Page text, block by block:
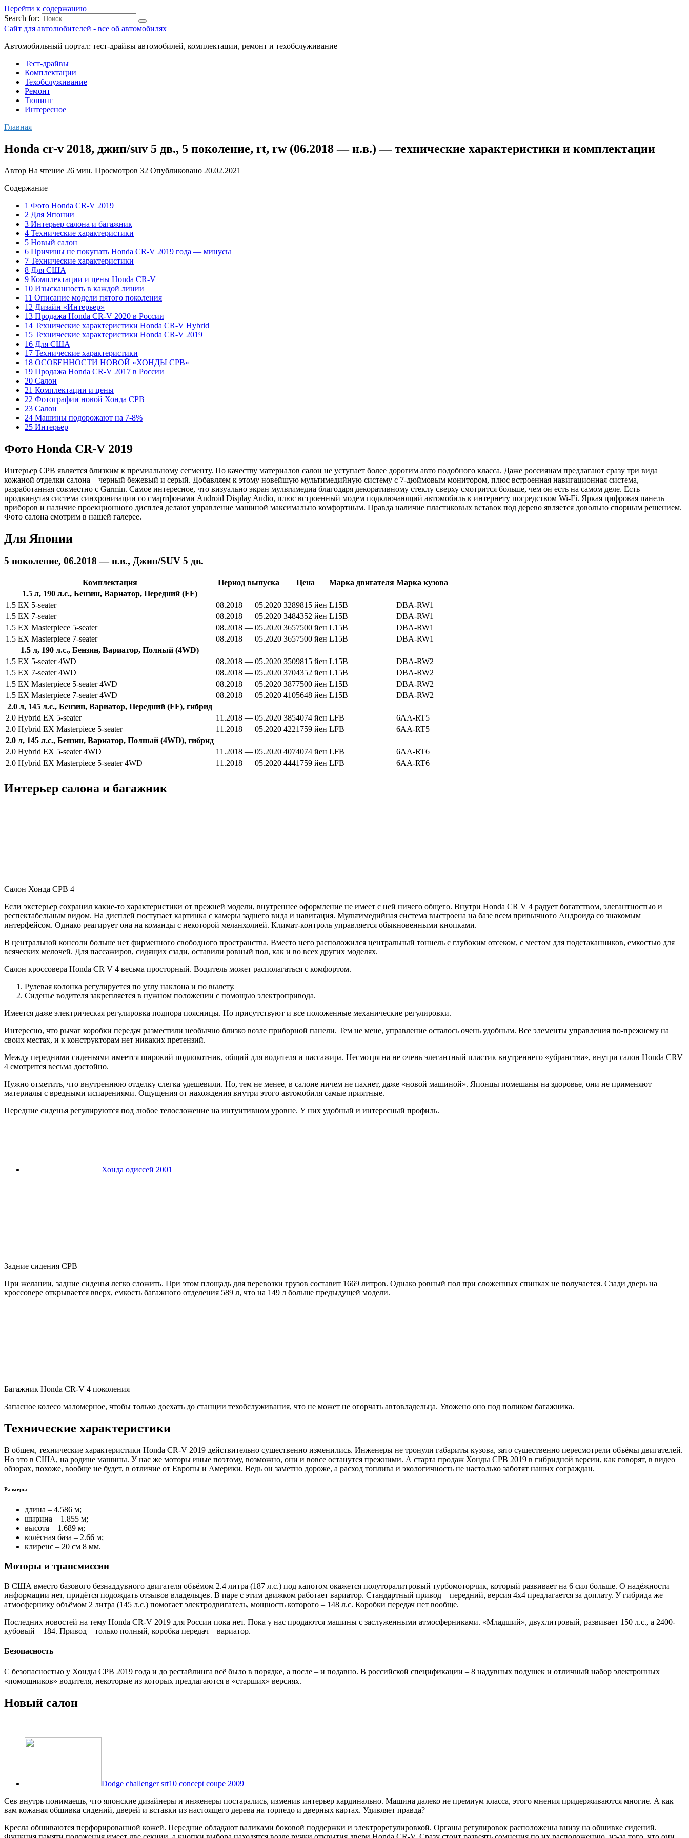
Перейти к содержанию
Search for:
Сайт для автолюбителей - все об автомобилях
Автомобильный портал: тест-драйвы автомобилей, комплектации, ремонт и техобслуживание
Тест-драйвы
Комплектации
Техобслуживание
Ремонт
Тюнинг
Интересное
Главная
Honda cr-v 2018, джип/suv 5 дв., 5 поколение, rt, rw (06.2018 — н.в.) — технические характеристики и комплектации
Автор На чтение 26 мин. Просмотров 32 Опубликовано 20.02.2021
Содержание
1 Фото Honda CR-V 2019
2 Для Японии
3 Интерьер салона и багажник
4 Технические характеристики
5 Новый салон
6 Причины не покупать Honda CR-V 2019 года — минусы
7 Технические характеристики
8 Для США
9 Комплектации и цены Honda CR-V
10 Изысканность в каждой линии
11 Описание модели пятого поколения
12 Дизайн «Интерьер»
13 Продажа Honda CR-V 2020 в России
14 Технические характеристики Honda CR-V Hybrid
15 Технические характеристики Honda CR-V 2019
16 Для США
17 Технические характеристики
18 ОСОБЕННОСТИ НОВОЙ «ХОНДЫ СРВ»
19 Продажа Honda CR-V 2017 в России
20 Салон
21 Комплектации и цены
22 Фотографии новой Хонда СРВ
23 Салон
24 Машины подорожают на 7-8%
25 Интерьер
Фото Honda CR-V 2019
Интерьер СРВ является близким к премиальному сегменту. По качеству материалов салон не уступает более дорогим авто подобного класса. Даже россиянам предлагают сразу три вида
кожаной отделки салона – черный бежевый и серый. Добавляем к этому новейшую мультимедийную систему с 7-дюймовым монитором, плюс встроенная навигационная система,
разработанная совместно с Garmin. Самое интересное, что визуально экран мультимедиа благодаря декоративному стеклу сверху смотрится больше, чем он есть на самом деле. Есть
продвинутая система синхронизации со смартфонами Android Display Audio, плюс встроенный модем подключающий автомобиль к интернету посредством Wi-Fi. Яркая цифровая панель
приборов и наличие проекционного дисплея делают управление машиной максимально комфортным. Правда наличие пластиковых вставок под дерево является довольно спорным решением.
Фото салона смотрим в нашей галерее.
Для Японии
5 поколение, 06.2018 — н.в., Джип/SUV 5 дв.
Комплектация Период выпуска Цена Марка двигателя Марка кузова
1.5 л, 190 л.с., Бензин, Вариатор, Передний (FF)
1.5 EX 5-seater
08.2018 — 05.2020 3289815 йен L15B
DBA-RW1
1.5 EX 7-seater
08.2018 — 05.2020 3484352 йен L15B
DBA-RW1
1.5 EX Masterpiece 5-seater
08.2018 — 05.2020 3657500 йен L15B
DBA-RW1
1.5 EX Masterpiece 7-seater
08.2018 — 05.2020 3657500 йен L15B
DBA-RW1
1.5 л, 190 л.с., Бензин, Вариатор, Полный (4WD)
1.5 EX 5-seater 4WD
08.2018 — 05.2020 3509815 йен L15B
DBA-RW2
1.5 EX 7-seater 4WD
08.2018 — 05.2020 3704352 йен L15B
DBA-RW2
1.5 EX Masterpiece 5-seater 4WD
08.2018 — 05.2020 3877500 йен L15B
DBA-RW2
1.5 EX Masterpiece 7-seater 4WD
08.2018 — 05.2020 4105648 йен L15B
DBA-RW2
2.0 л, 145 л.с., Бензин, Вариатор, Передний (FF), гибрид
2.0 Hybrid EX 5-seater
11.2018 — 05.2020 3854074 йен LFB
6AA-RT5
2.0 Hybrid EX Masterpiece 5-seater
11.2018 — 05.2020 4221759 йен LFB
6AA-RT5
2.0 л, 145 л.с., Бензин, Вариатор, Полный (4WD), гибрид
2.0 Hybrid EX 5-seater 4WD
11.2018 — 05.2020 4074074 йен LFB
6AA-RT6
2.0 Hybrid EX Masterpiece 5-seater 4WD
11.2018 — 05.2020 4441759 йен LFB 6AA-RT6
Интерьер салона и багажник
Салон Хонда СРВ 4
Если экстерьер сохранил какие-то характеристики от прежней модели, внутреннее оформление не имеет с ней ничего общего. Внутри Honda CR V 4 радует богатством, элегантностью и
респектабельным видом. На дисплей поступает картинка с камеры заднего вида и навигация. Мультимедийная система выстроена на базе всем привычного Андроида со знакомым
интерфейсом. Однако реагирует она на команды с некоторой меланхолией. Климат-контроль управляется обыкновенными кнопками.
В центральной консоли больше нет фирменного свободного пространства. Вместо него расположился центральный тоннель с глубоким отсеком, с местом для подстаканников, емкостью для
всяческих мелочей. Для пассажиров, сидящих сзади, оставили ровный пол, как и во всех других моделях.
Салон кроссовера Honda CR V 4 весьма просторный. Водитель может располагаться с комфортом.
Рулевая колонка регулируется по углу наклона и по вылету.
Сиденье водителя закрепляется в нужном положении с помощью электропривода.
Имеется даже электрическая регулировка подпора поясницы. Но присутствуют и все положенные механические регулировки.
Интересно, что рычаг коробки передач разместили необычно близко возле приборной панели. Тем не мене, управление осталось очень удобным. Все элементы управления по-прежнему на
своих местах, и к конструкторам нет никаких претензий.
Между передними сиденьями имеется широкий подлокотник, общий для водителя и пассажира. Несмотря на не очень элегантный пластик внутреннего «убранства», внутри салон Honda CRV
4 смотрится весьма достойно.
Нужно отметить, что внутреннюю отделку слегка удешевили. Но, тем не менее, в салоне ничем не пахнет, даже «новой машиной». Японцы помешаны на здоровье, они не применяют
материалы с вредными испарениями. Ощущения от нахождения внутри этого автомобиля самые приятные.
Передние сиденья регулируются под любое телосложение на интуитивном уровне. У них удобный и интересный профиль.
Хонда одиссей 2001
Задние сидения СРВ
При желании, задние сиденья легко сложить. При этом площадь для перевозки грузов составит 1669 литров. Однако ровный пол при сложенных спинках не получается. Сзади дверь на
кроссовере открывается вверх, емкость багажного отделения 589 л, что на 149 л больше предыдущей модели.
Багажник Honda CR-V 4 поколения
Запасное колесо маломерное, чтобы только доехать до станции техобслуживания, что не может не огорчать автовладельца. Уложено оно под поликом багажника.
Технические характеристики
В общем, технические характеристики Honda CR-V 2019 действительно существенно изменились. Инженеры не тронули габариты кузова, зато существенно пересмотрели объёмы двигателей.
Но это в США, на родине машины. У нас же моторы иные поэтому, возможно, они и вовсе останутся прежними. А старта продаж Хонды СРВ 2019 в гибридной версии, как говорят, в видео
обзорах, похоже, вообще не будет, в отличие от Европы и Америки. Ведь он заметно дороже, а расход топлива и экологичность не настолько заботят наших сограждан.
Размеры
длина – 4.586 м;
ширина – 1.855 м;
высота – 1.689 м;
колёсная база – 2.66 м;
клиренс – 20 см 8 мм.
Моторы и трансмиссии
В США вместо базового безнаддувного двигателя объёмом 2.4 литра (187 л.с.) под капотом окажется полуторалитровый турбомоторчик, который развивает на 6 сил больше. О надёжности
информации нет, придётся подождать отзывов владельцев. В паре с этим движком работает вариатор. Стандартный привод – передний, версия 4х4 предлагается за доплату. У гибрида же
атмосфернику объёмом 2 литра (145 л.с.) помогает электродвигатель, мощность которого – 148 л.с. Коробки передач нет вообще.
Последних новостей на тему Honda CR-V 2019 для России пока нет. Пока у нас продаются машины с заслуженными атмосферниками. «Младший», двухлитровый, развивает 150 л.с., а 2400-
кубовый – 184. Привод – только полный, коробка передач – вариатор.
Безопасность
С безопасностью у Хонды СРВ 2019 года и до рестайлинга всё было в порядке, а после – и подавно. В российской спецификации – 8 надувных подушек и отличный набор электронных
«помощников» водителя, некоторые из которых предлагаются в «старших» версиях.
Новый салон
Dodge challenger srt10 concept coupe 2009
Сев внутрь понимаешь, что японские дизайнеры и инженеры постарались, изменив интерьер кардинально. Машина далеко не премиум класса, этого мнения придерживаются многие. А как
вам кожаная обшивка сидений, дверей и вставки из настоящего дерева на торпедо и дверных картах. Удивляет правда?
Кресла обшиваются перфорированной кожей. Передние обладают валиками боковой поддержки и электрорегулировкой. Органы регулировок расположены внизу на обшивке сидений.